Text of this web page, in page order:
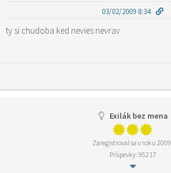
03/02/2009 8:34
ty si chudoba ked nevies nevrav
Exilák bez mena
Zaregistroval sa v roku 2009
Príspevky: 95217